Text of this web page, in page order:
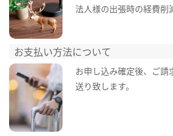
法人様の出張時の経費削
お支払い方法について
お申し込み確定後、ご請
送り致します。